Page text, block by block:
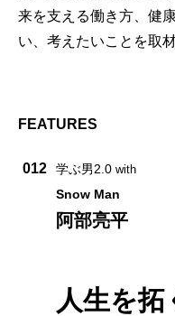
来を支える働き方、健
い、考えたいことを取
FEATURES
012 学ぶ男2.0 with
Snow Man
阿部亮平
人生を